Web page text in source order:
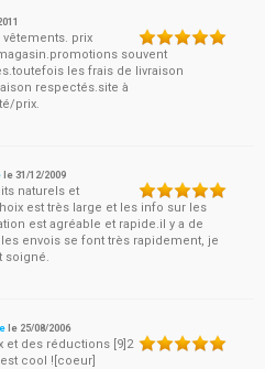
prix
souvent
les frais de livraison
respectés.site à
prix.
le31/12/2009
naturels et
est très large et les info sur les
est agréable et rapide.il y a de
envois se font très rapidement, je
soigné.
le 25/08/2006
et des réductions [9]2
cool ![coeur]